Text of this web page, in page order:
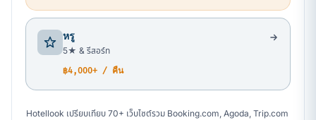
หรู
5★ & รีสอร์ท
฿4,000+ / คืน
Hotellook เปรียบเทียบ 70+ เว็บไซต์รวม Booking.com, Agoda, Trip.com